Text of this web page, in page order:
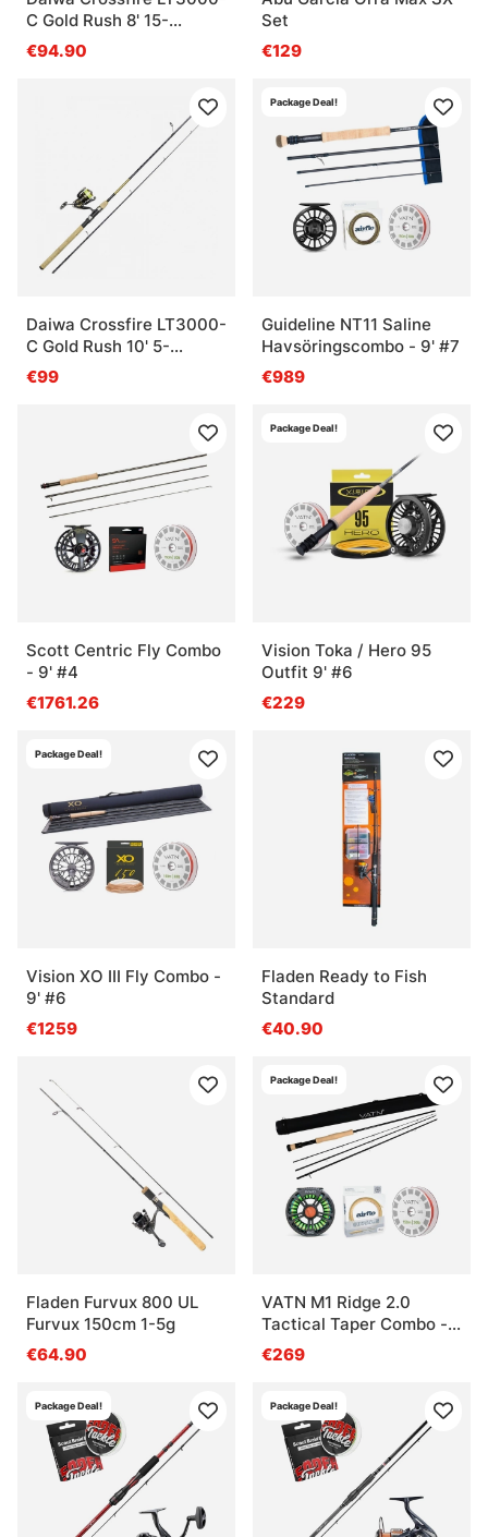
C Gold Rush 8' 15-
50G/0.19YL
€94.90
Set
€129
Daiwa Crossfire LT3000-
C Gold Rush 10' 5-
25G/0.19YL
€99
Package Deal!
Guideline NT11 Saline
Havsöringscombo - 9' #7
€989
Scott Centric Fly Combo
- 9' #4
€1761.26
Package Deal!
Vision Toka / Hero 95
Outfit 9' #6
€229
Package Deal!
Vision XO III Fly Combo -
9' #6
€1259
Fladen Ready to Fish
Standard
€40.90
Fladen Furvux 800 UL
Furvux 150cm 1-5g
€64.90
Package Deal!
VATN M1 Ridge 2.0
Tactical Taper Combo -
9' #7
€269
Package Deal! Package Deal!